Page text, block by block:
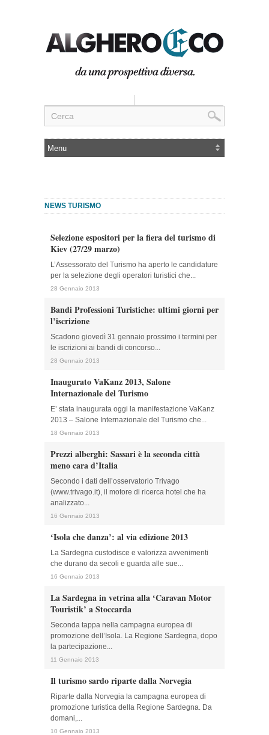
NEWS TURISMO
Selezione espositori per la fiera del turismo di
Kiev (27/29 marzo)
L’Assessorato del Turismo ha aperto le candidature
per la selezione degli operatori turistici che...
28 Gennaio 2013
Bandi Professioni Turistiche: ultimi giorni per
l’iscrizione
Scadono giovedì 31 gennaio prossimo i termini per
le iscrizioni ai bandi di concorso...
28 Gennaio 2013
Inaugurato VaKanz 2013, Salone
Internazionale del Turismo
E’ stata inaugurata oggi la manifestazione VaKanz
2013 – Salone Internazionale del Turismo che...
18 Gennaio 2013
Prezzi alberghi: Sassari è la seconda città
meno cara d’Italia
Secondo i dati dell’osservatorio Trivago
(www.trivago.it), il motore di ricerca hotel che ha
analizzato...
16 Gennaio 2013
‘Isola che danza’: al via edizione 2013
La Sardegna custodisce e valorizza avvenimenti
che durano da secoli e guarda alle sue...
16 Gennaio 2013
La Sardegna in vetrina alla ‘Caravan Motor
Touristik’ a Stoccarda
Seconda tappa nella campagna europea di
promozione dell’Isola. La Regione Sardegna, dopo
la partecipazione...
11 Gennaio 2013
Il turismo sardo riparte dalla Norvegia
Riparte dalla Norvegia la campagna europea di
promozione turistica della Regione Sardegna. Da
domani,...
10 Gennaio 2013